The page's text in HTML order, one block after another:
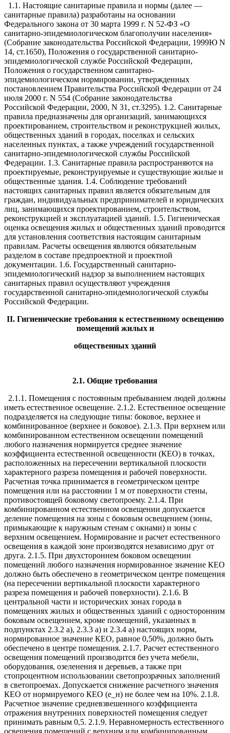
1.1. Настоящие санитарные правила и нормы (далее —
санитарные правила) разработаны на основании
Федерального закона от 30 марта 1999 г. N 52-ФЗ «О
санитарно-эпидемиологическом благополучии населения»
(Собрание законодательства Российской Федерации, 1999Ю N
14, ст.1650), Положения о государственной санитарно-
эпидемиологической службе Российской Федерации,
Положения о государственном санитарно-
эпидемиологическом нормировании, утвержденных
постановлением Правительства Российской Федерации от 24
июля 2000 г. N 554 (Собрание законодательства
Российской Федерации, 2000, N 31, ст.3295). 1.2. Санитарные
правила предназначены для организаций, занимающихся
проектированием, строительством и реконструкцией жилых,
общественных зданий в городах, поселках и сельских
населенных пунктах, а также учреждений государственной
санитарно-эпидемиологической службы Российской
Федерации. 1.3. Санитарные правила распространяются на
проектируемые, реконструируемые и существующие жилые и
общественные здания. 1.4. Соблюдение требований
настоящих санитарных правил является обязательным для
граждан, индивидуальных предпринимателей и юридических
лиц, занимающихся проектированием, строительством,
реконструкцией и эксплуатацией зданий. 1.5. Гигиеническая
оценка освещения жилых и общественных зданий проводится
для установления соответствия настоящим санитарным
правилам. Расчеты освещения являются обязательным
разделом в составе предпроектной и проектной
документации. 1.6. Государственный санитарно-
эпидемиологический надзор за выполнением настоящих
санитарных правил осуществляют учреждения
государственной санитарно-эпидемиологической службы
Российской Федерации.
II. Гигиенические требования к естественному освещению
помещений жилых и
общественных зданий
2.1. Общие требования
2.1.1. Помещения с постоянным пребыванием людей должны
иметь естественное освещение. 2.1.2. Естественное освещение
подразделяется на следующие типы: боковое, верхнее и
комбинированное (верхнее и боковое). 2.1.3. При верхнем или
комбинированном естественном освещении помещений
любого назначения нормируется среднее значение
коэффициента естественной освещенности (КЕО) в точках,
расположенных на пересечении вертикальной плоскости
характерного разреза помещения и рабочей поверхности.
Расчетная точка принимается в геометрическом центре
помещения или на расстоянии 1 м от поверхности стены,
противостоящей боковому светопроему. 2.1.4. При
комбинированном естественном освещении допускается
деление помещения на зоны с боковым освещением (зоны,
примыкающие к наружным стенам с окнами) и зоны с
верхним освещением. Нормирование и расчет естественного
освещения в каждой зоне производятся независимо друг от
друга. 2.1.5. При двухстороннем боковом освещении
помещений любого назначения нормированное значение КЕО
должно быть обеспечено в геометрическом центре помещения
(на пересечении вертикальной плоскости характерного
разреза помещения и рабочей поверхности). 2.1.6. В
центральной части и исторических зонах города в
помещениях жилых и общественных зданий с односторонним
боковым освещением, кроме помещений, указанных в
подпунктах 2.3.2 а), 2.3.3 а) и 2.3.4 а) настоящих норм,
нормированное значение КЕО, равное 0,50%, должно быть
обеспечено в центре помещения. 2.1.7. Расчет естественного
освещения помещений производится без учета мебели,
оборудования, озеленения и деревьев, а также при
стопроцентном использовании светопрозрачных заполнений
в светопроемах. Допускается снижение расчетного значения
КЕО от нормируемого КЕО (е_н) не более чем на 10%. 2.1.8.
Расчетное значение средневзвешенного коэффициента
отражения внутренних поверхностей помещения следует
принимать равным 0,5. 2.1.9. Неравномерность естественного
освещения помещений с верхним или комбинированным